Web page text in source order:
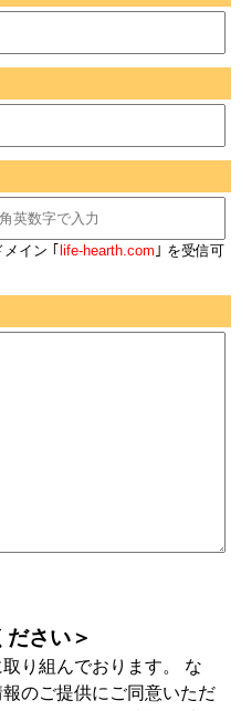
メイン ｢life-hearth.com ｣ を受信可
さい＞
り組んでおります。 な
のご提供にご同意いただ